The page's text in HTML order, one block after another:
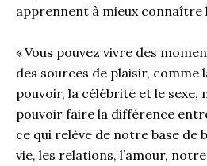
apprennent à mieux connaître
« Vous pouvez vivre des
des sources de plaisir, comme
pouvoir, la célébrité et le sexe,
pouvoir faire la différence
ce qui relève de notre base de
vie, les relations, l’amour,